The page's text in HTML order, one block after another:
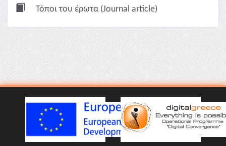
Τόποι του έρωτα (Journal article)